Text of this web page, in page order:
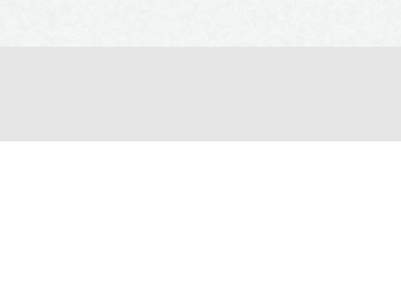
Envie de passer